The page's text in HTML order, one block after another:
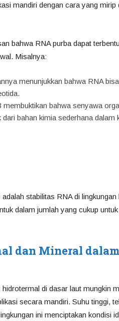
mandiri dengan cara yang mirip
bahwa RNA purba dapat
Misalnya:
menunjukkan bahwa RNA
bahwa senyawa
bahan kimia sederhana dalam
stabilitas RNA di
dalam jumlah yang cukup
dan Mineral
di dasar laut mungkin
secara mandiri. Suhu tinggi,
ini menciptakan kondisi